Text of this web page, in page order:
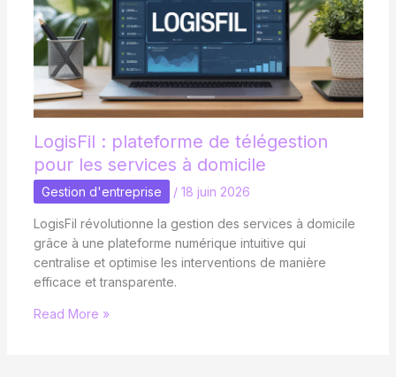
LogisFil : plateforme de télégestion
pour les services à domicile
Gestion d'entreprise / 18 juin 2026
LogisFil révolutionne la gestion des services à domicile
grâce à une plateforme numérique intuitive qui
centralise et optimise les interventions de manière
efficace et transparente.
Read More »